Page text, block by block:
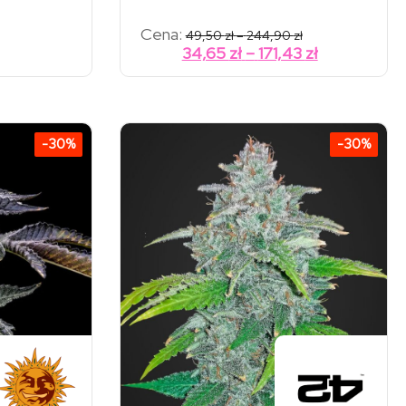
Cena: 49,50zł–244,90złZakres
cen:
od
49,50 zł
34,65 zł –171,43 złZakres
cen:
do
171,43 zł
-30% -30%